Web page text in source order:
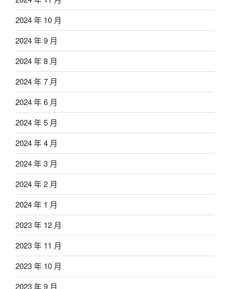
2024 年 10 月
2024 年 9 月
2024 年 8 月
2024 年 7 月
2024 年 6 月
2024 年 5 月
2024 年 4 月
2024 年 3 月
2024 年 2 月
2024 年 1 月
2023 年 12 月
2023 年 11 月
2023 年 10 月
2023 年 9 月